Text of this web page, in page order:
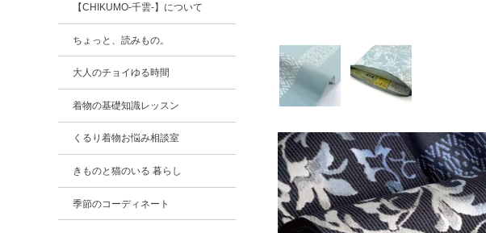
【CHIKUMO-千雲-】について
ちょっと、読みもの。
大人のチョイゆる時間
着物の基礎知識レッスン
くるり着物お悩み相談室
きものと猫のいる 暮らし
季節のコーディネート